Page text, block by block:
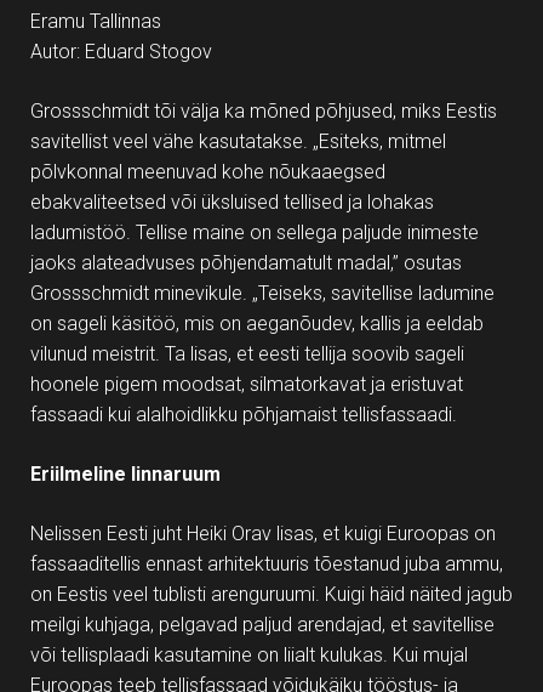
Eramu Tallinnas
Autor: Eduard Stogov
Grossschmidt tõi välja ka mõned põhjused, miks Eestis
savitellist veel vähe kasutatakse. „Esiteks, mitmel
põlvkonnal meenuvad kohe nõukaaegsed
ebakvaliteetsed või üksluised tellised ja lohakas
ladumistöö. Tellise maine on sellega paljude inimeste
jaoks alateadvuses põhjendamatult madal,” osutas
Grossschmidt minevikule. „Teiseks, savitellise ladumine
on sageli käsitöö, mis on aeganõudev, kallis ja eeldab
vilunud meistrit. Ta lisas, et eesti tellija soovib sageli
hoonele pigem moodsat, silmatorkavat ja eristuvat
fassaadi kui alalhoidlikku põhjamaist tellisfassaadi.
Eriilmeline linnaruum
Nelissen Eesti juht Heiki Orav lisas, et kuigi Euroopas on
fassaaditellis ennast arhitektuuris tõestanud juba ammu,
on Eestis veel tublisti arenguruumi. Kuigi häid näited jagub
meilgi kuhjaga, pelgavad paljud arendajad, et savitellise
või tellisplaadi kasutamine on liialt kulukas. Kui mujal
Euroopas teeb tellisfassaad võidukäiku tööstus- ja